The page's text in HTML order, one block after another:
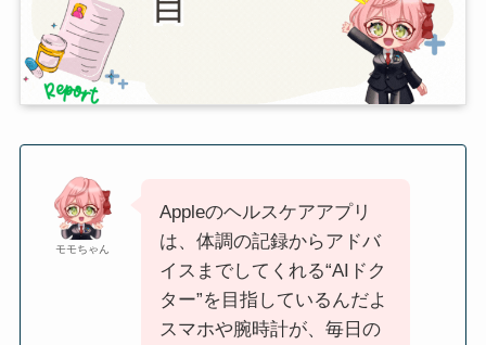
モモちゃん
Appleのヘルスケアアプリ
は、体調の記録からアドバ
イスまでしてくれる“AIドク
ター”を目指しているんだよ
スマホや腕時計が、毎日の